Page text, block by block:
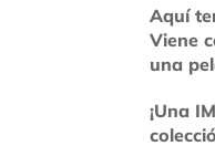
Aquí
Viene
una
¡Una